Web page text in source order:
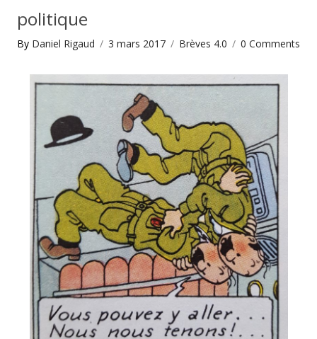
politique
By Daniel Rigaud 3 mars 2017 Brèves 4.0 0 Comments